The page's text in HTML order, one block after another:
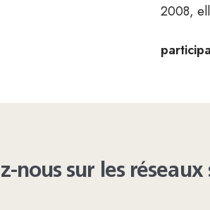
2008,
nous sur les réseaux